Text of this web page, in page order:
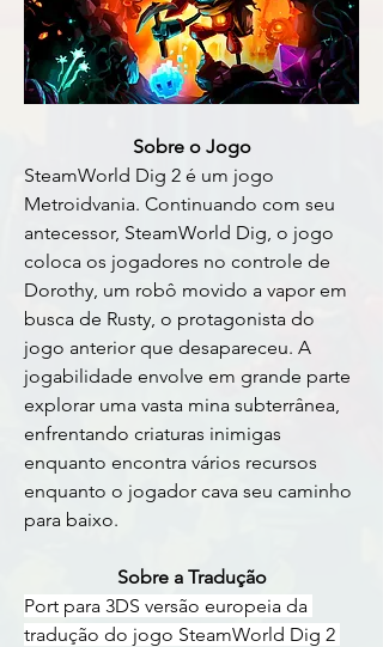
Sobre o Jogo
SteamWorld Dig 2 é um jogo
Metroidvania. Continuando com seu
antecessor, SteamWorld Dig, o jogo
coloca os jogadores no controle de
Dorothy, um robô movido a vapor em
busca de Rusty, o protagonista do
jogo anterior que desapareceu. A
jogabilidade envolve em grande parte
explorar uma vasta mina subterrânea,
enfrentando criaturas inimigas
enquanto encontra vários recursos
enquanto o jogador cava seu caminho
para baixo.
Sobre a Tradução
Port para 3DS versão europeia da
tradução do jogo SteamWorld Dig 2